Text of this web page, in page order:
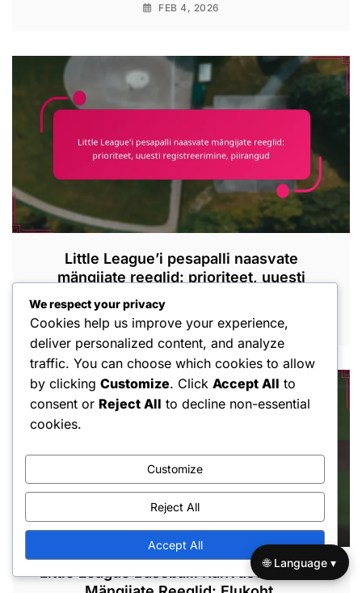
FEB 4, 2026
Little League’i pesapalli naasvate
mängijate reeglid: prioriteet, uuesti
registreerimine, piirangud
FEB 4, 2026
Little League Baseballi Rahvusvahelised
We respect your privacy
Cookies help us improve your experience,
deliver personalized content, and analyze
traffic. You can choose which cookies to allow
by clicking Customize. Click Accept All to
consent or Reject All to decline non-essential
cookies.
Customize
Reject All
Accept All
🌐 Language ▾